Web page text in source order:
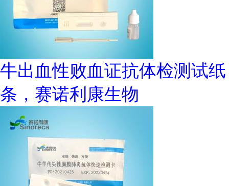
牛出血性败血证抗体检测试纸
条，赛诺利康生物